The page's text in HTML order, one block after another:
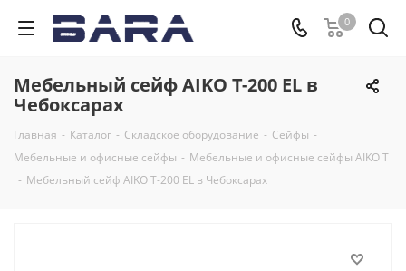
0
Мебельный сейф AIKO Т-200 EL в
Чебоксарах
Главная - Каталог - Складское оборудование - Сейфы -
Мебельные и офисные сейфы - Мебельные и офисные сейфы AIKO Т
- Мебельный сейф AIKO Т-200 EL в Чебоксарах